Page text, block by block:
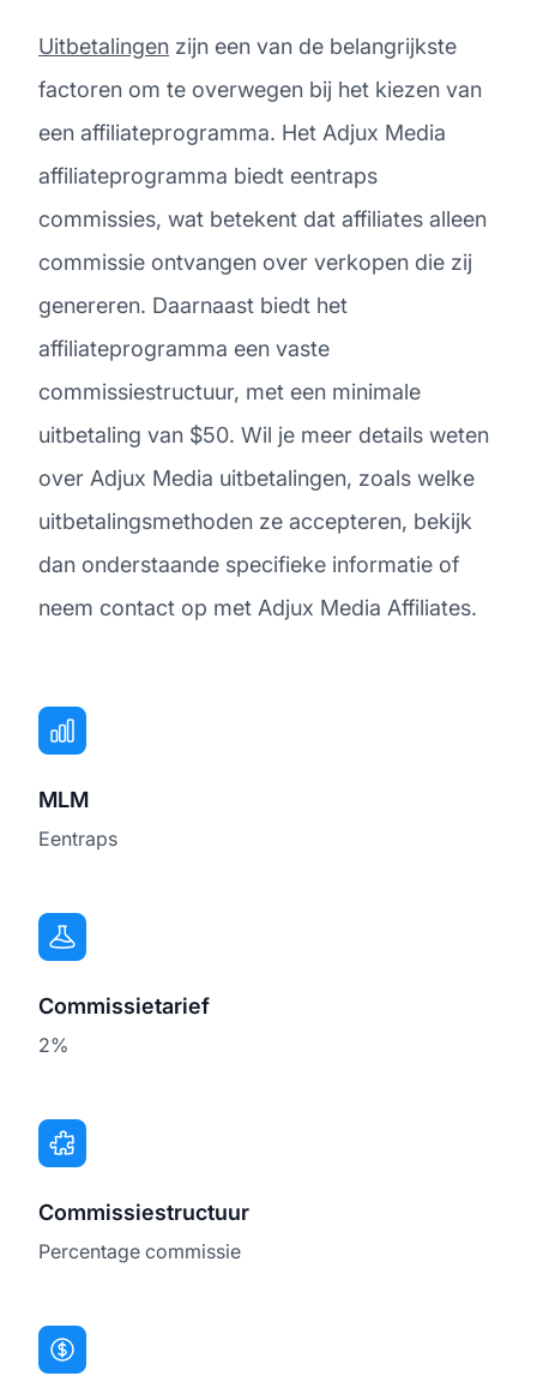
Uitbetalingen zijn een van de belangrijkste
factoren om te overwegen bij het kiezen van
een affiliateprogramma. Het Adjux Media
affiliateprogramma biedt eentraps
commissies, wat betekent dat affiliates alleen
commissie ontvangen over verkopen die zij
genereren. Daarnaast biedt het
affiliateprogramma een vaste
commissiestructuur, met een minimale
uitbetaling van $50. Wil je meer details weten
over Adjux Media uitbetalingen, zoals welke
uitbetalingsmethoden ze accepteren, bekijk
dan onderstaande specifieke informatie of
neem contact op met Adjux Media Affiliates.
MLM
Eentraps
Commissietarief
2%
Commissiestructuur
Percentage commissie